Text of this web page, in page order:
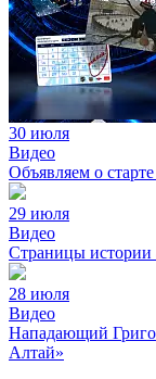
30 июля
Видео
Объявляем о
29 июля
Видео
Страницы истории
28 июля
Видео
Нападающий
Алтай»